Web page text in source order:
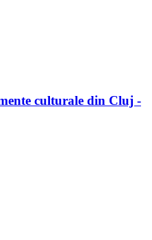
culturale din Cluj -